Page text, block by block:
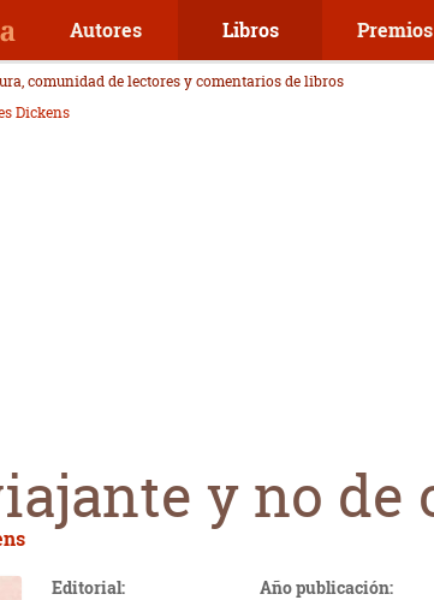
Autores Libros Premios
comunidad de lectores y comentarios de libros
Dickens
y no de
Editorial: Año publicación: